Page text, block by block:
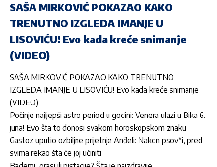
SAŠA MIRKOVIĆ POKAZAO KAKO
TRENUTNO IZGLEDA IMANJE U
LISOVIĆU! Evo kada kreće snimanje
(VIDEO)
SAŠA MIRKOVIĆ POKAZAO KAKO TRENUTNO
IZGLEDA IMANJE U LISOVIĆU! Evo kada kreće snimanje
(VIDEO)
Počinje najljepši astro period u godini: Venera ulazi u Bika 6.
juna! Evo šta to donosi svakom horoskopskom znaku
Gastoz uputio ozbiljne prijetnje Anđeli: Nakon psov*i, pred
svima rekao šta će joj učiniti